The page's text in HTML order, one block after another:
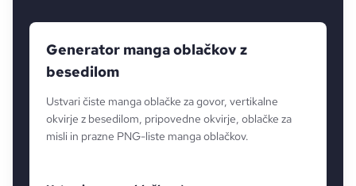
Generator manga oblačkov z
besedilom
Ustvari čiste manga oblačke za govor, vertikalne
okvirje z besedilom, pripovedne okvirje, oblačke za
misli in prazne PNG-liste manga oblačkov.